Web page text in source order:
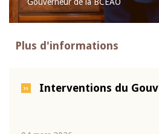
Plus d'informations
Interventions du